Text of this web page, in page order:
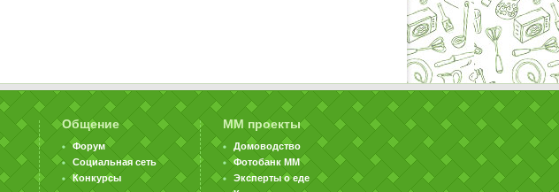
Общение
Форум
Социальная сеть
Конкурсы
ММ проекты
Домоводство
Фотобанк ММ
Эксперты о еде